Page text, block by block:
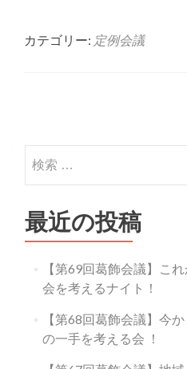
カテゴリー: 定例会議
検索:
最近の投稿
【第69回葛飾会議】こ
会を考えるナイト！
【第68回葛飾会議】今
の一手を考える会 ！